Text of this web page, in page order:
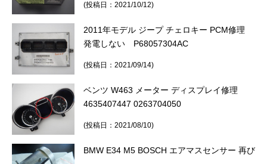
(投稿日：2021/10/12)
2011年モデル ジープ チェロキー PCM修理
発電しない P68057304AC
(投稿日：2021/09/14)
ベンツ W463 メーター ディスプレイ修理
4635407447 0263704050
(投稿日：2021/08/10)
BMW E34 M5 BOSCH エアマスセンサー 再び